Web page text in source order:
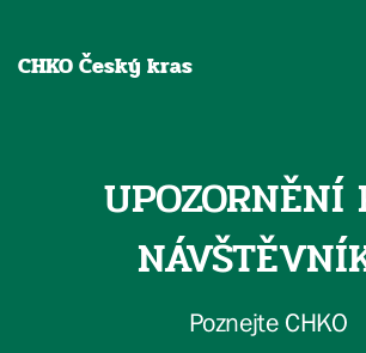
CHKO Český kras
UPOZORNĚNÍ
Poznejte CHKO